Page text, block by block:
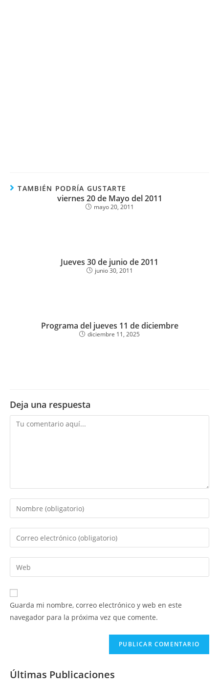
TAMBIÉN PODRÍA GUSTARTE
viernes 20 de Mayo del 2011
mayo 20, 2011
Jueves 30 de junio de 2011
junio 30, 2011
Programa del jueves 11 de diciembre
diciembre 11, 2025
Deja una respuesta
Comentario
Introduce
tu
nombre
de
usuario
para
comentar
Introduce
tu
dirección
de
electrónico
para
comentar
Introduce
la
URL
de
Guarda mi nombre, correo electrónico y web en este
navegador para la próxima vez que comente.
Últimas Publicaciones